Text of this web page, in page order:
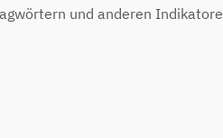
und anderen